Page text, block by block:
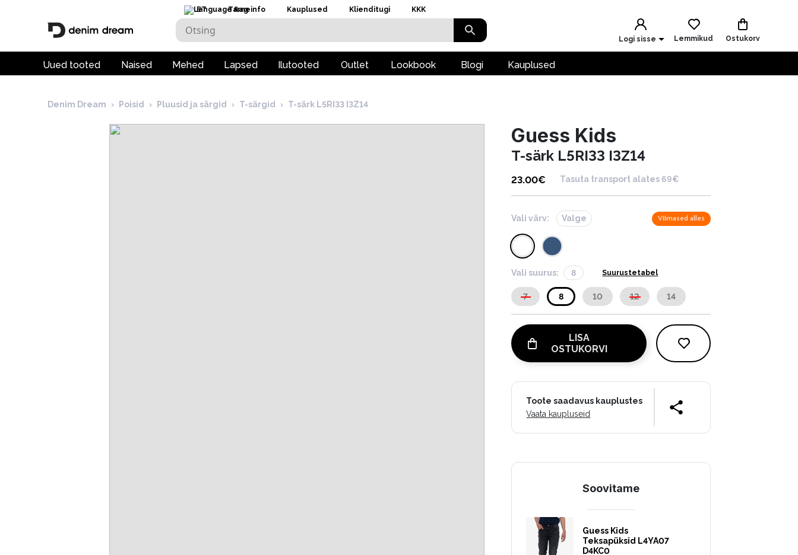
ET Tarneinfo Kauplused Klienditugi KKK
Logi sisse Lemmikud Ostukorv
Uued tooted Naised Mehed Lapsed Ilutooted Outlet Lookbook Blogi Kauplused
Denim Dream › Poisid › Pluusid ja särgid › T-särgid › T-särk L5RI33 I3Z14
Guess Kids
T-särk L5RI33 I3Z14
23.00€ Tasuta transport alates 69€
Vali värv: Valge Viimased alles
Vali suurus: 8 Suurustetabel
7 8 10 12 14
LISA
OSTUKORVI
Toote saadavus kauplustes
Vaata kaupluseid
Soovitame
Guess Kids
Teksapüksid L4YA07
D4KC0